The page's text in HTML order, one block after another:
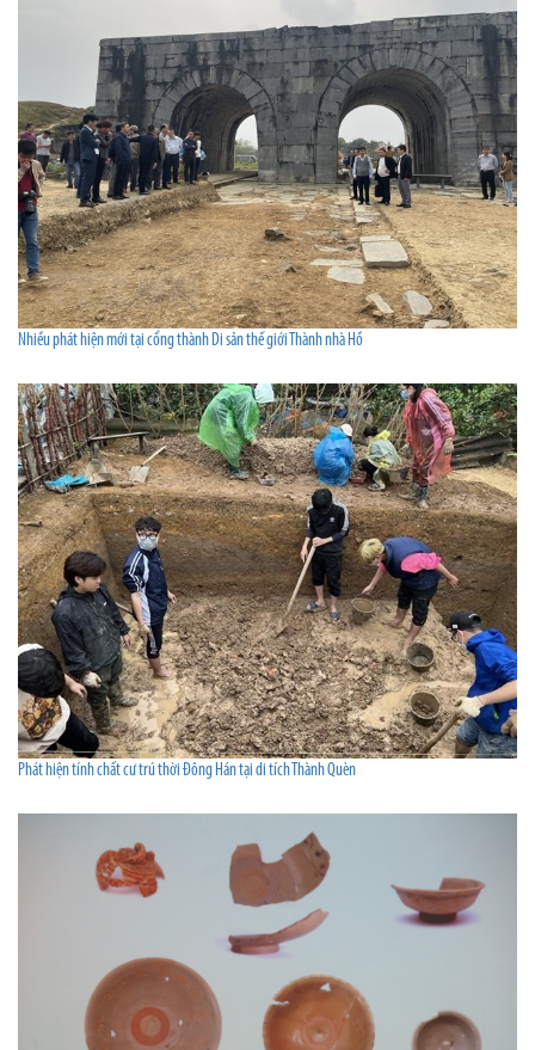
Nhiều phát hiện mới tại cổng thành Di sản thế giới Thành nhà Hồ
Phát hiện tính chất cư trú thời Đông Hán tại di tích Thành Quèn